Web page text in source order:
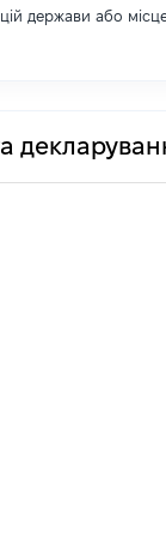
держави або